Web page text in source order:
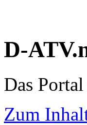
D-
Das
Zum